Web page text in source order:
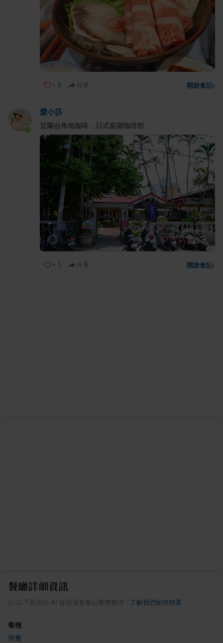
+ 6 分享 開啟食記›
愛小莎
宜蘭@角烙咖啡．日式庭園咖啡館
+ 5 分享 開啟食記›
餐廳詳細資訊
以下資訊由 AI 從部落客食記彙整整理 了解我們如何精選
餐種
簡餐